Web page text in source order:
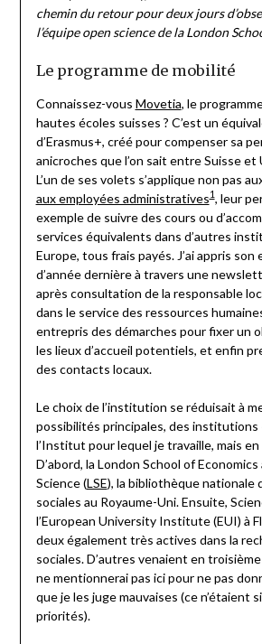
chemin du retour pour deux jours
l’équipe open science de la London
Le programme de mobilité
Connaissez-vous Movetia, le
hautes écoles suisses ? C’est un
d’Erasmus+, créé pour compenser sa
anicroches que l’on sait entre Suisse et
L’un de ses volets s’applique non pas
aux employées administratives1 , leur
exemple de suivre des cours ou
services équivalents dans d’autres
Europe, tous frais payés. J’ai appris
d’année dernière à travers une
après consultation de la responsable
dans le service des ressources
entrepris des démarches pour fixer un
les lieux d’accueil potentiels, et enfin
des contacts locaux.
Le choix de l’institution se réduisait à
possibilités principales, des institutions
l’Institut pour lequel je travaille, mais en
D’abord, la London School of
Science (LSE), la bibliothèque nationale
sociales au Royaume-Uni. Ensuite,
l’European University Institute (EUI) à
deux également très actives dans la
sociales. D’autres venaient en
ne mentionnerai pas ici pour ne pas
que je les juge mauvaises (ce n’étaient
priorités).